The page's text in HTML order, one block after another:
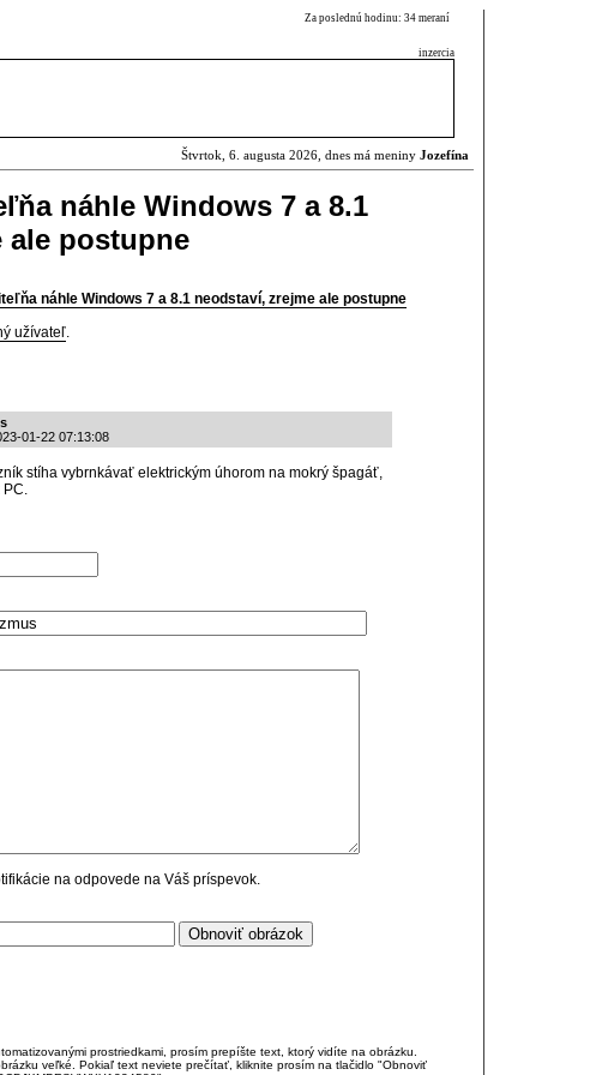
Za poslednú hodinu: 34 meraní
inzercia
Štvrtok, 6. augusta 2026, dnes má meniny Jozefína
náhle Windows 7 a 8.1
ale postupne
náhle Windows 7 a 8.1 neodstaví, zrejme ale postupne
užívateľ.
01-22 07:13:08
stíha vybrnkávať elektrickým úhorom na mokrý špagáť,
PC.
na odpovede na Váš príspevok.
prostriedkami, prosím prepíšte text, ktorý vidíte na obrázku.
veľké. Pokiaľ text neviete prečítať, kliknite prosím na tlačidlo "Obnoviť